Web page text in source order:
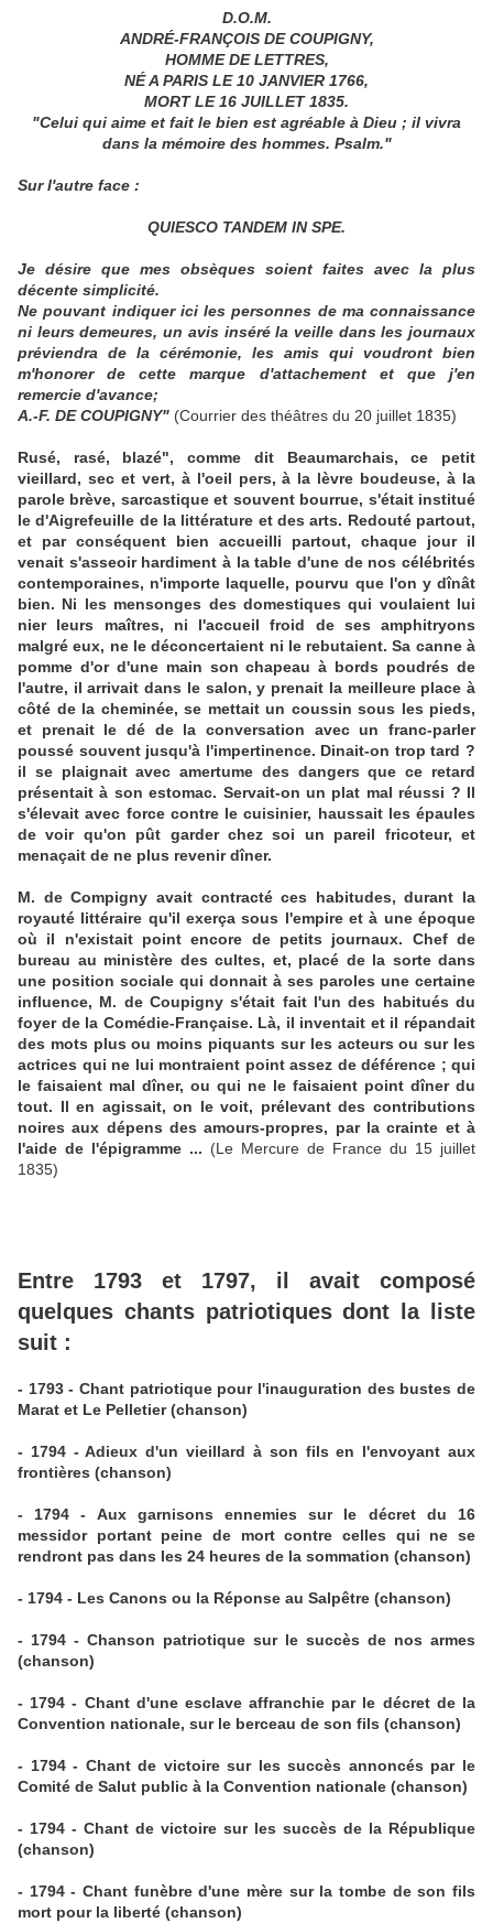
D.O.M.
ANDRÉ-FRANÇOIS DE COUPIGNY,
HOMME DE LETTRES,
NÉ A PARIS LE 10 JANVIER 1766,
MORT LE 16 JUILLET 1835.
"Celui qui aime et fait le bien est agréable à Dieu ; il vivra
dans la mémoire des hommes. Psalm."
Sur l'autre face :
QUIESCO TANDEM IN SPE.
Je désire que mes obsèques soient faites avec la plus
décente simplicité.
Ne pouvant indiquer ici les personnes de ma connaissance
ni leurs demeures, un avis inséré la veille dans les journaux
préviendra de la cérémonie, les amis qui voudront bien
m'honorer de cette marque d'attachement et que j'en
remercie d'avance;
A.-F. DE COUPIGNY" (Courrier des théâtres du 20 juillet 1835)
Rusé, rasé, blazé", comme dit Beaumarchais, ce petit
vieillard, sec et vert, à l'oeil pers, à la lèvre boudeuse, à la
parole brève, sarcastique et souvent bourrue, s'était institué
le d'Aigrefeuille de la littérature et des arts. Redouté partout,
et par conséquent bien accueilli partout, chaque jour il
venait s'asseoir hardiment à la table d'une de nos célébrités
contemporaines, n'importe laquelle, pourvu que l'on y dînât
bien. Ni les mensonges des domestiques qui voulaient lui
nier leurs maîtres, ni l'accueil froid de ses amphitryons
malgré eux, ne le déconcertaient ni le rebutaient. Sa canne à
pomme d'or d'une main son chapeau à bords poudrés de
l'autre, il arrivait dans le salon, y prenait la meilleure place à
côté de la cheminée, se mettait un coussin sous les pieds,
et prenait le dé de la conversation avec un franc-parler
poussé souvent jusqu'à l'impertinence. Dinait-on trop tard ?
il se plaignait avec amertume des dangers que ce retard
présentait à son estomac. Servait-on un plat mal réussi ? Il
s'élevait avec force contre le cuisinier, haussait les épaules
de voir qu'on pût garder chez soi un pareil fricoteur, et
menaçait de ne plus revenir dîner.
M. de Compigny avait contracté ces habitudes, durant la
royauté littéraire qu'il exerça sous l'empire et à une époque
où il n'existait point encore de petits journaux. Chef de
bureau au ministère des cultes, et, placé de la sorte dans
une position sociale qui donnait à ses paroles une certaine
influence, M. de Coupigny s'était fait l'un des habitués du
foyer de la Comédie-Française. Là, il inventait et il répandait
des mots plus ou moins piquants sur les acteurs ou sur les
actrices qui ne lui montraient point assez de déférence ; qui
le faisaient mal dîner, ou qui ne le faisaient point dîner du
tout. Il en agissait, on le voit, prélevant des contributions
noires aux dépens des amours-propres, par la crainte et à
l'aide de l'épigramme ... (Le Mercure de France du 15 juillet
1835)
Entre 1793 et 1797, il avait composé
quelques chants patriotiques dont la liste
suit :
- 1793 - Chant patriotique pour l'inauguration des bustes de
Marat et Le Pelletier (chanson)
- 1794 - Adieux d'un vieillard à son fils en l'envoyant aux
frontières (chanson)
- 1794 - Aux garnisons ennemies sur le décret du 16
messidor portant peine de mort contre celles qui ne se
rendront pas dans les 24 heures de la sommation (chanson)
- 1794 - Les Canons ou la Réponse au Salpêtre (chanson)
- 1794 - Chanson patriotique sur le succès de nos armes
(chanson)
- 1794 - Chant d'une esclave affranchie par le décret de la
Convention nationale, sur le berceau de son fils (chanson)
- 1794 - Chant de victoire sur les succès annoncés par le
Comité de Salut public à la Convention nationale (chanson)
- 1794 - Chant de victoire sur les succès de la République
(chanson)
- 1794 - Chant funèbre d'une mère sur la tombe de son fils
mort pour la liberté (chanson)